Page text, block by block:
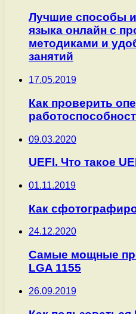
Лучшие способы
языка онлайн с
методиками и
занятий
17.05.2019
Как проверить
09.03.2020
UEFI. Что такое
01.11.2019
Как
24.12.2020
Самые мощные
LGA 1155
26.09.2019